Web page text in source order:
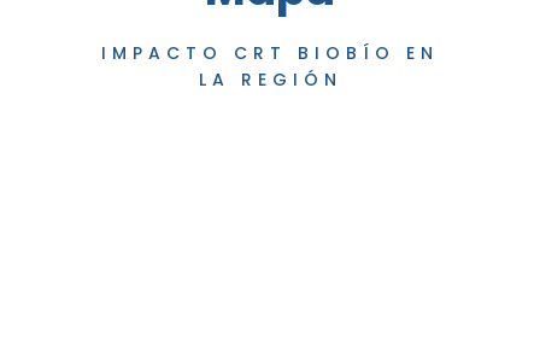
IMPACTO CRT BIOBÍO EN
LA REGIÓN